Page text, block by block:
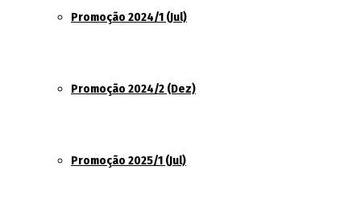
Promoção 2024/1 (Jul)
Promoção 2024/2 (Dez)
Promoção 2025/1 (Jul)